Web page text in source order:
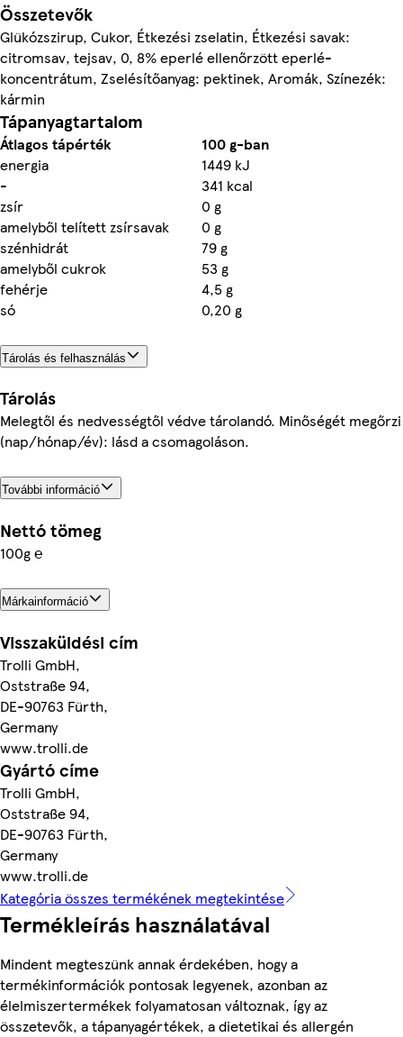
Összetevők
Glükózszirup, Cukor, Étkezési zselatin, Étkezési savak:
citromsav, tejsav, 0, 8% eperlé ellenőrzött eperlé-
koncentrátum, Zselésítőanyag: pektinek, Aromák, Színezék:
kármin
Tápanyagtartalom
Átlagos tápérték
100 g-ban
energia
1449 kJ
-
341 kcal
zsír
0 g
amelyből telített zsírsavak
0 g
szénhidrát
79 g
amelyből cukrok
53 g
fehérje
4,5 g
só
0,20 g
Tárolás és felhasználás
Tárolás
Melegtől és nedvességtől védve tárolandó. Minőségét megőrzi
(nap/hónap/év): lásd a csomagoláson.
További információ
Nettó tömeg
100g ℮
Márkainformáció
Visszaküldési cím
Trolli GmbH,
Oststraße 94,
DE-90763 Fürth,
Germany
www.trolli.de
Gyártó címe
Trolli GmbH,
Oststraße 94,
DE-90763 Fürth,
Germany
www.trolli.de
Kategória összes termékének megtekintése
Termékleírás használatával
Mindent megteszünk annak érdekében, hogy a
termékinformációk pontosak legyenek, azonban az
élelmiszertermékek folyamatosan változnak, így az
összetevők, a tápanyagértékek, a dietetikai és allergén